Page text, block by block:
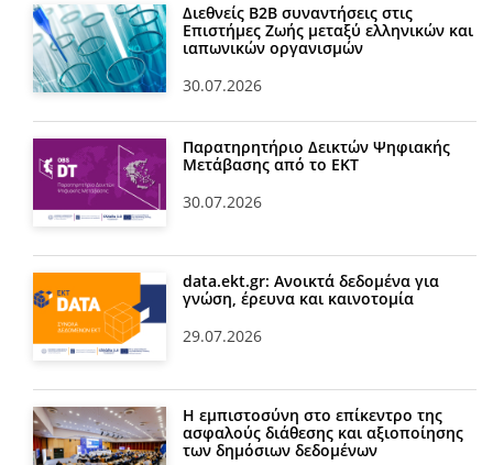
Διεθνείς Β2Β συναντήσεις στις
Επιστήμες Ζωής μεταξύ ελληνικών και
ιαπωνικών οργανισμών
30.07.2026
Παρατηρητήριο Δεικτών Ψηφιακής
Μετάβασης από το ΕΚΤ
30.07.2026
data.ekt.gr: Ανοικτά δεδομένα για
γνώση, έρευνα και καινοτομία
29.07.2026
Η εμπιστοσύνη στο επίκεντρο της
ασφαλούς διάθεσης και αξιοποίησης
των δημόσιων δεδομένων